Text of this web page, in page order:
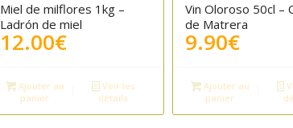
Miel de milflores 1kg –
Ladrón de miel
12.00€
Ajouter au
panier
Voir les
détails
Vin Oloroso 50cl –
de Matrera
9.90€
Ajouter au
panier